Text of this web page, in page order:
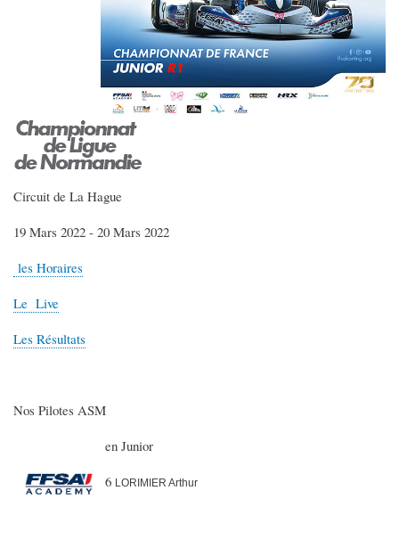
Circuit de La Hague
19 Mars 2022 - 20 Mars 2022
les Horaires
Le Live
Les Résultats
Nos Pilotes ASM
en Junior
6 LORIMIER Arthur